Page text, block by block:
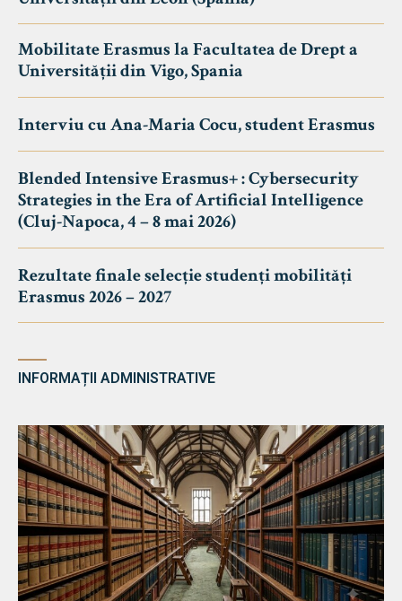
Mobilitate Erasmus la Facultatea de Drept a
Universității din Vigo, Spania
Interviu cu Ana-Maria Cocu, student Erasmus
Blended Intensive Erasmus+ : Cybersecurity
Strategies in the Era of Artificial Intelligence
(Cluj-Napoca, 4 – 8 mai 2026)
Rezultate finale selecție studenți mobilități
Erasmus 2026 – 2027
INFORMAȚII ADMINISTRATIVE